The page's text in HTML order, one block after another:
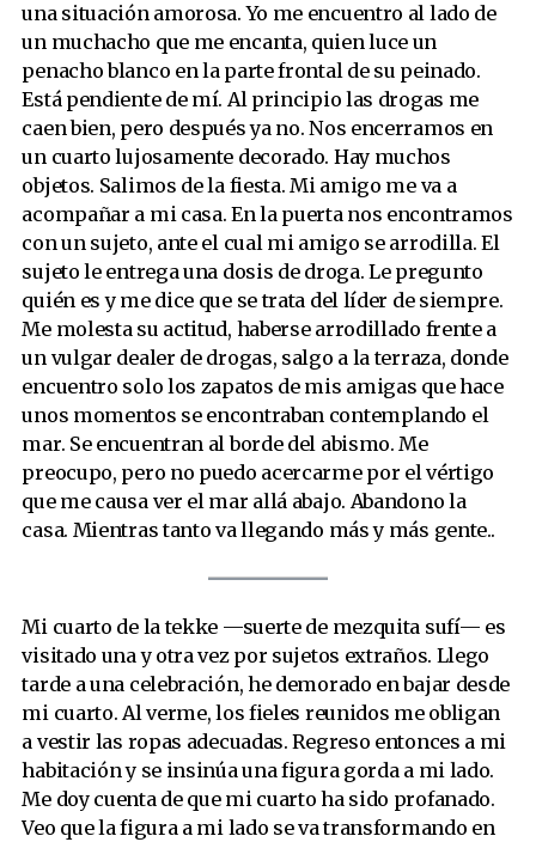
una situación amorosa. Yo me encuentro al lado de
un muchacho que me encanta, quien luce un
penacho blanco en la parte frontal de su peinado.
Está pendiente de mí. Al principio las drogas me
caen bien, pero después ya no. Nos encerramos en
un cuarto lujosamente decorado. Hay muchos
objetos. Salimos de la fiesta. Mi amigo me va a
acompañar a mi casa. En la puerta nos encontramos
con un sujeto, ante el cual mi amigo se arrodilla. El
sujeto le entrega una dosis de droga. Le pregunto
quién es y me dice que se trata del líder de siempre.
Me molesta su actitud, haberse arrodillado frente a
un vulgar dealer de drogas, salgo a la terraza, donde
encuentro solo los zapatos de mis amigas que hace
unos momentos se encontraban contemplando el
mar. Se encuentran al borde del abismo. Me
preocupo, pero no puedo acercarme por el vértigo
que me causa ver el mar allá abajo. Abandono la
casa. Mientras tanto va llegando más y más gente..
Mi cuarto de la tekke —suerte de mezquita sufí— es
visitado una y otra vez por sujetos extraños. Llego
tarde a una celebración, he demorado en bajar desde
mi cuarto. Al verme, los fieles reunidos me obligan
a vestir las ropas adecuadas. Regreso entonces a mi
habitación y se insinúa una figura gorda a mi lado.
Me doy cuenta de que mi cuarto ha sido profanado.
Veo que la figura a mi lado se va transformando en